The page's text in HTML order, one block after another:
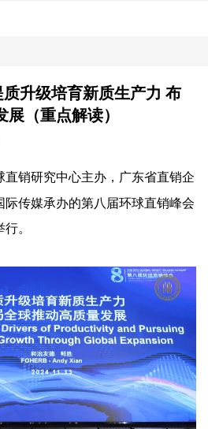
升级培育新质生产力 布
（重点解读）
直销研究中心主办，广东省直销企
际传媒承办的第八届环球直销峰会
。